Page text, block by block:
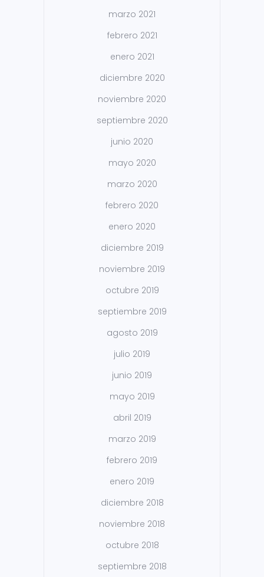
marzo 2021
febrero 2021
enero 2021
diciembre 2020
noviembre 2020
septiembre 2020
junio 2020
mayo 2020
marzo 2020
febrero 2020
enero 2020
diciembre 2019
noviembre 2019
octubre 2019
septiembre 2019
agosto 2019
julio 2019
junio 2019
mayo 2019
abril 2019
marzo 2019
febrero 2019
enero 2019
diciembre 2018
noviembre 2018
octubre 2018
septiembre 2018